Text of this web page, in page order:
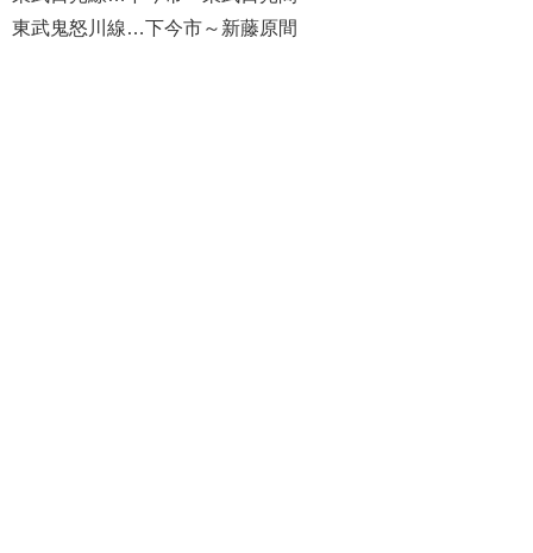
東武鬼怒川線…下今市～新藤原間